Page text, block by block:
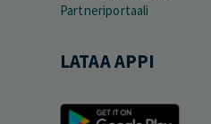
Partneriportaali
LATAA APPI